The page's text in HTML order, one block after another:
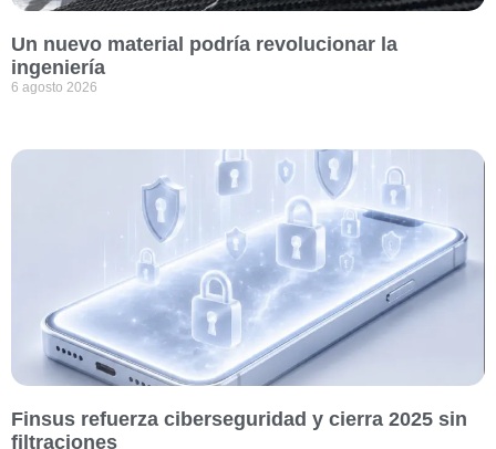
Un nuevo material podría revolucionar la
ingeniería
6 agosto 2026
Finsus refuerza ciberseguridad y cierra 2025 sin
filtraciones